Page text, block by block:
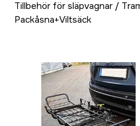
Tillbehör för släpvagnar/
Packåsna+Viltsäck